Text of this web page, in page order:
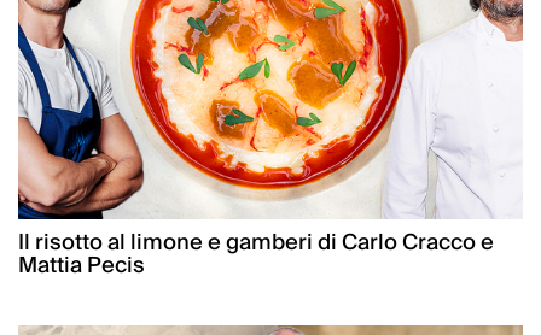
Il risotto al limone e gamberi di Carlo Cracco e
Mattia Pecis